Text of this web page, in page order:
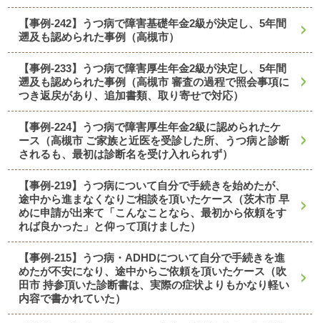
【事例-242】うつ病で障害基礎年金2級が決定し、5年間
遡及も認められた事例（高槻市）
【事例-233】うつ病で障害厚生年金2級が決定し、5年間
遡及も認められた事例（高槻市 審査の過程で照会事項に
つき返戻があり、追加書類、取り寄せで対応）
【事例-224】うつ病で障害厚生年金2級に認められたケ
ース（高槻市 ご家族と近医を受診した所、うつ病と診断
されるも、最初は診断名を受け入れられず）
【事例-219】うつ病について自分で手続きを始めたが、
途中から進まなくなりご相談を頂いたケース（茨木市 早
めに申請が出来て「こんなことなら、最初から依頼をす
れば良かった」と仰って頂けました）
【事例-215】うつ病・ADHDについて自分で手続きを進
めたが不安になり、途中からご依頼を頂いたケース（吹
田市 持参頂いた診断書は、実際の症状よりもかなり軽い
内容で書かれていた）